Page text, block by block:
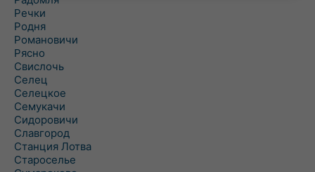
Речки
Родня
Романовичи
Рясно
Свислочь
Селец
Селецкое
Семукачи
Сидоровичи
Славгород
Станция Лотва
Староселье